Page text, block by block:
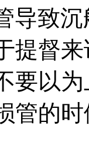
导致
提督
要以
管的